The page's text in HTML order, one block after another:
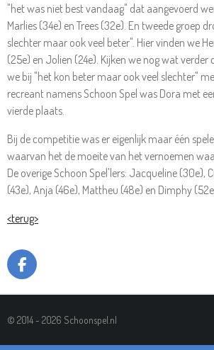
"het was niet best vandaag" dat aangevoerd
Marlies (34e) en Trees (32e). En tweede groep
slechter maar ook veel beter". Hier vinden we
(25e) en Jolien (24e). Kijken we nog wat
we bij "het kon beter maar ook veel slechter"
recreant namens Schoon Spel was Dora met
vierde plaats.
Bij de competitie was er eigenlijk maar één
waarvan het de moeite van het vernoemen
De overige Schoon Spel'lers: Jacqueline (30e),
(43e), Anja (46e), Mattheu (48e) en Dimphy
<terug>
F
A
C
B
© 2014 - 2026 Schoonspel.nl